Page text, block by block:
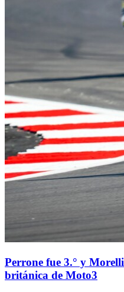
Perrone fue 3.° y
británica de Moto3